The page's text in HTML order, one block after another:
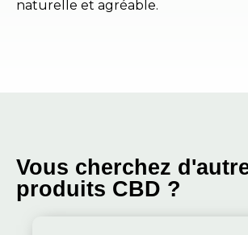
naturelle et agréable.
Vous cherchez
produits CBD ?